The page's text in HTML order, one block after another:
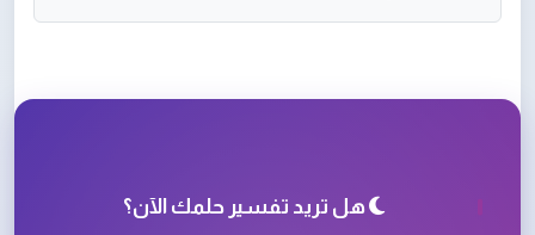
هل تريد تفسير حلمك الآن؟